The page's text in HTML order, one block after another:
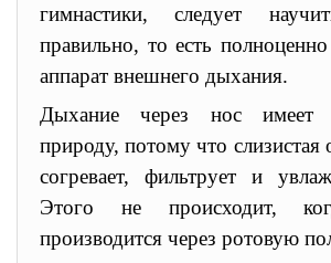
гимнастики, следует
правильно, то есть полноценно
аппарат внешнего дыхания.
Дыхание через нос имеет
природу, потому что слизистая
согревает, фильтрует и
Этого не происходит,
производится через ротовую